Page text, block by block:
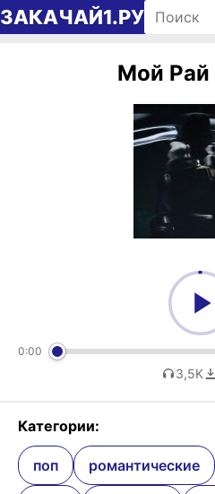
Перейти к содержимому
ЗАКАЧАЙ1.РУ Поиск
Мой Рай
0:00
3,5K
Категории:
поп романтические